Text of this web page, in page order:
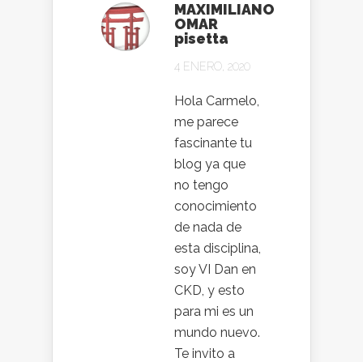
MAXIMILIANO
OMAR
pisetta
4 ENERO, 2020
Hola Carmelo,
me parece
fascinante tu
blog ya que
no tengo
conocimiento
de nada de
esta disciplina,
soy VI Dan en
CKD, y esto
para mi es un
mundo nuevo.
Te invito a